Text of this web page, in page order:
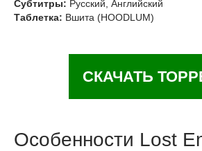
Субтитры: Русский, Английский
Таблетка: Вшита (HOODLUM)
СКАЧАТЬ
Особенности Lost